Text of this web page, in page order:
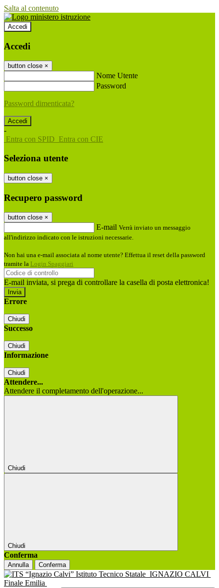
Salta al contenuto
Accedi
Accedi
button close ×
Nome Utente
Password
Password dimenticata?
-
Entra con SPID Entra con CIE
Seleziona utente
button close ×
Recupero password
button close ×
E-mail Verrà inviato un messaggio
all'indirizzo indicato con le istruzioni necessarie.
Non hai una e-mail associata al nome utente? Effettua il reset della password
tramite la Login Spaggiari
E-mail inviata, si prega di controllare la casella di posta elettronica!
Errore
Chiudi
Successo
Chiudi
Informazione
Chiudi
Attendere...
Attendere il completamento dell'operazione...
Chiudi
Chiudi
Conferma
Annulla Conferma
Istituto Tecnico Statale IGNAZIO CALVI
Finale Emilia